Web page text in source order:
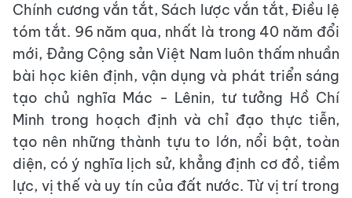
Chính cương vắn tắt, Sách lược vắn tắt, Điều lệ
tóm tắt. 96 năm qua, nhất là trong 40 năm đổi
mới, Đảng Cộng sản Việt Nam luôn thấm nhuần
bài học kiên định, vận dụng và phát triển sáng
tạo chủ nghĩa Mác - Lênin, tư tưởng Hồ Chí
Minh trong hoạch định và chỉ đạo thực tiễn,
tạo nên những thành tựu to lớn, nổi bật, toàn
diện, có ý nghĩa lịch sử, khẳng định cơ đồ, tiềm
lực, vị thế và uy tín của đất nước. Từ vị trí trong